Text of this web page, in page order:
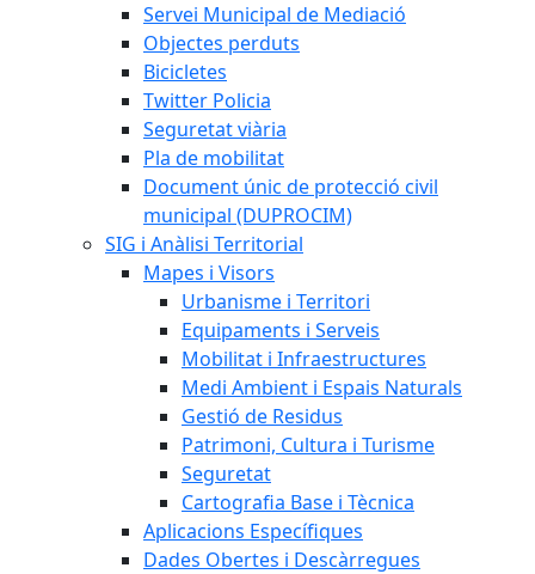
Servei Municipal de Mediació
Objectes perduts
Bicicletes
Twitter Policia
Seguretat viària
Pla de mobilitat
Document únic de protecció civil
municipal (DUPROCIM)
SIG i Anàlisi Territorial
Mapes i Visors
Urbanisme i Territori
Equipaments i Serveis
Mobilitat i Infraestructures
Medi Ambient i Espais Naturals
Gestió de Residus
Patrimoni, Cultura i Turisme
Seguretat
Cartografia Base i Tècnica
Aplicacions Específiques
Dades Obertes i Descàrregues